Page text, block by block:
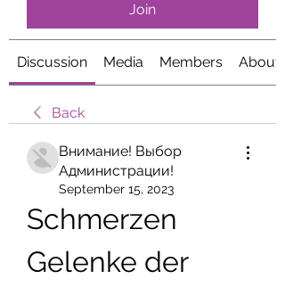
Join
Discussion Media Members About
Back
Внимание! Выбор
Администрации!
September 15, 2023
Schmerzen
Gelenke der